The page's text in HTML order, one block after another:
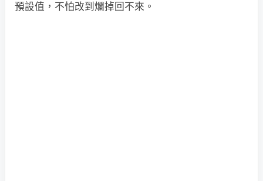
預設值，不怕改到爛掉回不來。